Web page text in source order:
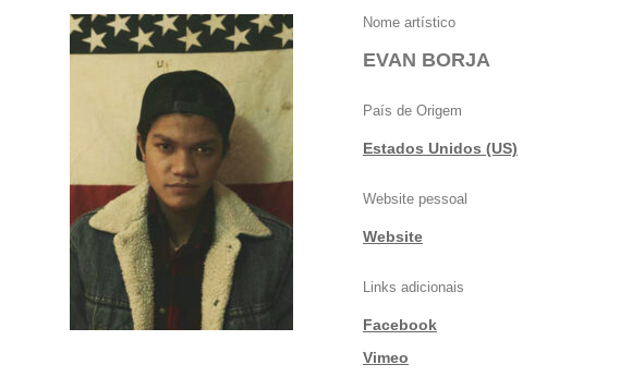
EVAN
BORJA
Nome artístico
EVAN BORJA
País de Origem
Estados Unidos (US)
Website pessoal
Website
Links adicionais
Facebook
|Vimeo